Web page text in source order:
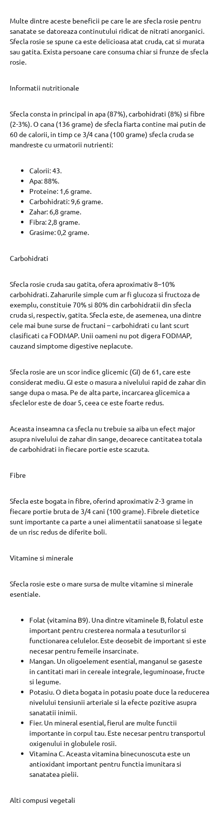
Multe dintre aceste beneficii pe care le are sfecla rosie pentru
sanatate se datoreaza continutului ridicat de nitrati anorganici.
Sfecla rosie se spune ca este delicioasa atat cruda, cat si murata
sau gatita. Exista persoane care consuma chiar si frunze de sfecla
rosie.
Informatii nutritionale
Sfecla consta in principal in apa (87%), carbohidrati (8%) si fibre
(2-3%). O cana (136 grame) de sfecla fiarta contine mai putin de
60 de calorii, in timp ce 3/4 cana (100 grame) sfecla cruda se
mandreste cu urmatorii nutrienti:
Calorii: 43.
Apa: 88%.
Proteine: 1,6 grame.
Carbohidrati: 9,6 grame.
Zahar: 6,8 grame.
Fibra: 2,8 grame.
Grasime: 0,2 grame.
Carbohidrati
Sfecla rosie cruda sau gatita, ofera aproximativ 8–10%
carbohidrati. Zaharurile simple cum ar fi glucoza si fructoza de
exemplu, constituie 70% si 80% din carbohidratii din sfecla
cruda si, respectiv, gatita. Sfecla este, de asemenea, una dintre
cele mai bune surse de fructani – carbohidrati cu lant scurt
clasificati ca FODMAP. Unii oameni nu pot digera FODMAP,
cauzand simptome digestive neplacute.
Sfecla rosie are un scor indice glicemic (GI) de 61, care este
considerat mediu. GI este o masura a nivelului rapid de zahar din
sange dupa o masa. Pe de alta parte, incarcarea glicemica a
sfeclelor este de doar 5, ceea ce este foarte redus.
Aceasta inseamna ca sfecla nu trebuie sa aiba un efect major
asupra nivelului de zahar din sange, deoarece cantitatea totala
de carbohidrati in fiecare portie este scazuta.
Fibre
Sfecla este bogata in fibre, oferind aproximativ 2-3 grame in
fiecare portie bruta de 3/4 cani (100 grame). Fibrele dietetice
sunt importante ca parte a unei alimentatii sanatoase si legate
de un risc redus de diferite boli.
Vitamine si minerale
Sfecla rosie este o mare sursa de multe vitamine si minerale
esentiale.
Folat (vitamina B9). Una dintre vitaminele B, folatul este
important pentru cresterea normala a tesuturilor si
functionarea celulelor. Este deosebit de important si este
necesar pentru femeile insarcinate.
Mangan. Un oligoelement esential, manganul se gaseste
in cantitati mari in cereale integrale, leguminoase, fructe
si legume.
Potasiu. O dieta bogata in potasiu poate duce la reducerea
nivelului tensiunii arteriale si la efecte pozitive asupra
sanatatii inimii.
Fier. Un mineral esential, fierul are multe functii
importante in corpul tau. Este necesar pentru transportul
oxigenului in globulele rosii.
Vitamina C. Aceasta vitamina binecunoscuta este un
antioxidant important pentru functia imunitara si
sanatatea pielii.
Alti compusi vegetali